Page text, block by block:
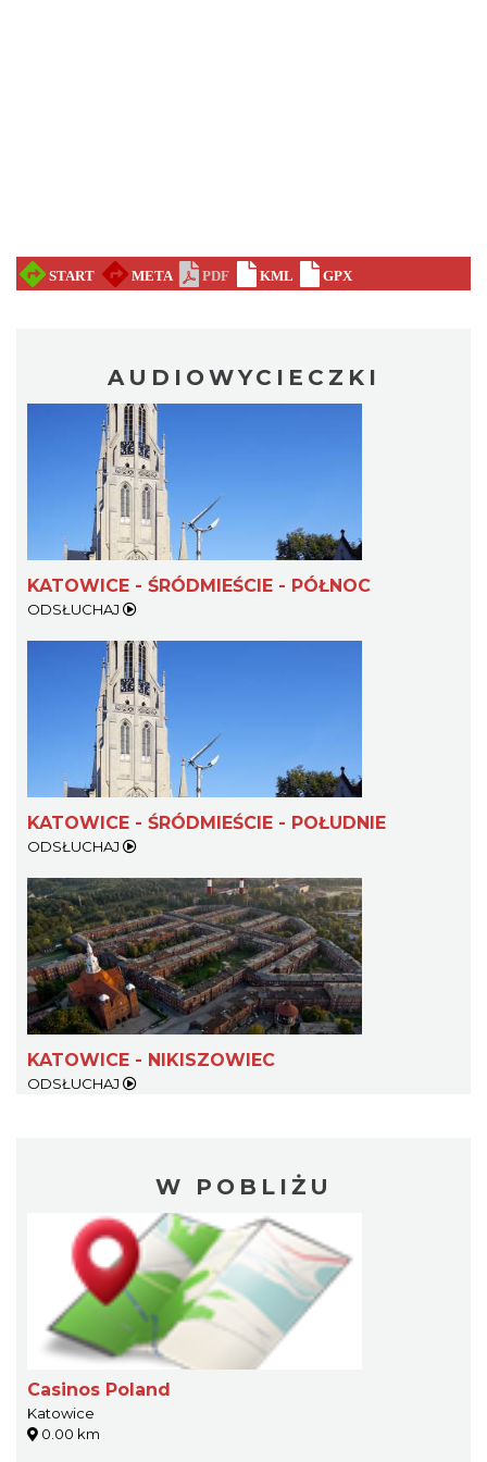
AUDIOWYCIECZKI
KATOWICE - ŚRÓDMIEŚCIE - PÓŁNOC
ODSŁUCHAJ
KATOWICE - ŚRÓDMIEŚCIE - POŁUDNIE
ODSŁUCHAJ
KATOWICE - NIKISZOWIEC
ODSŁUCHAJ
W POBLIŻU
Casinos Poland
Katowice
0.00 km